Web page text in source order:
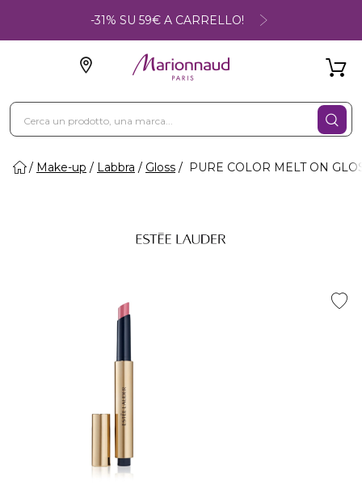
-31% SU 59€ A CARRELLO!
Make-up Labbra Gloss PURE COLOR MELT ON